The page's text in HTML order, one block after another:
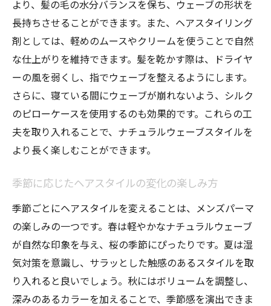
より、髪の毛の水分バランスを保ち、ウェーブの形状を
長持ちさせることができます。また、ヘアスタイリング
剤としては、軽めのムースやクリームを使うことで自然
な仕上がりを維持できます。髪を乾かす際は、ドライヤ
ーの風を弱くし、指でウェーブを整えるようにします。
さらに、寝ている間にウェーブが崩れないよう、シルク
のピローケースを使用するのも効果的です。これらの工
夫を取り入れることで、ナチュラルウェーブスタイルを
より長く楽しむことができます。
季節に応じたヘアスタイルの変化の楽しみ方
季節ごとにヘアスタイルを変えることは、メンズパーマ
の楽しみの一つです。春は軽やかなナチュラルウェーブ
が自然な印象を与え、桜の季節にぴったりです。夏は湿
気対策を意識し、サラッとした触感のあるスタイルを取
り入れると良いでしょう。秋にはボリュームを調整し、
深みのあるカラーを加えることで、季節感を演出できま